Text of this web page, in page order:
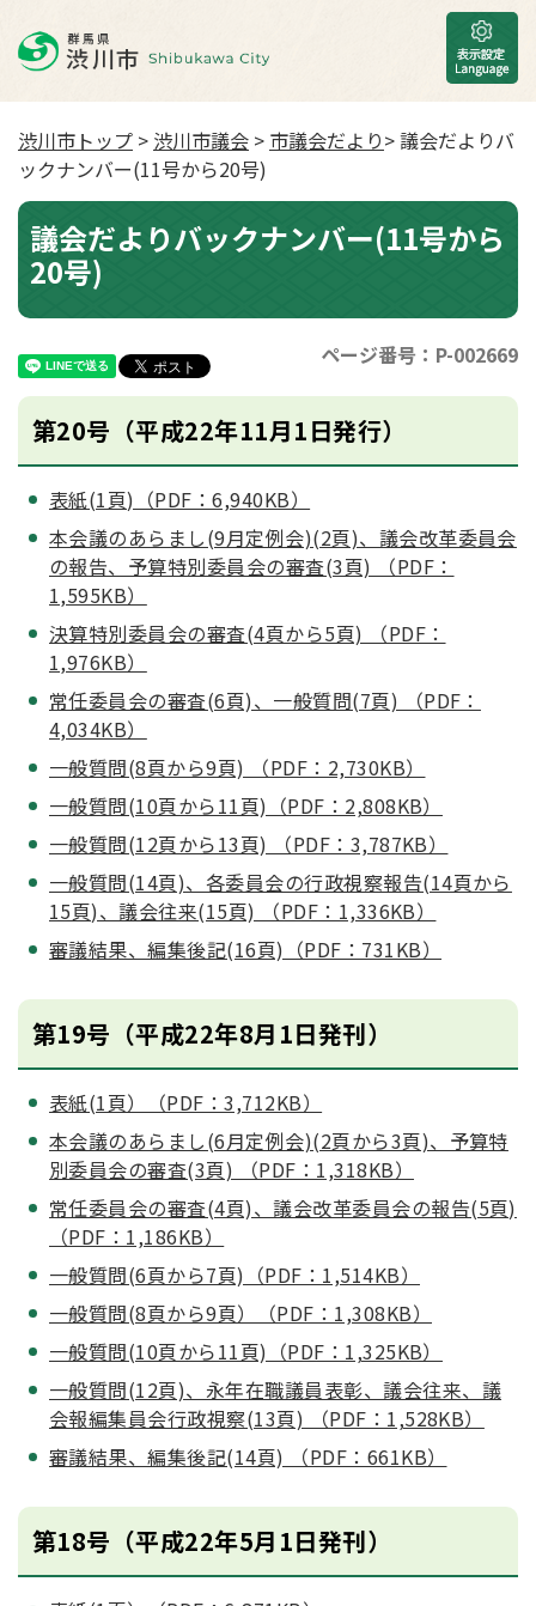
渋川市トップ > 渋川市議会 > 市議会だより> 議会だよりバ
ックナンバー(11号から20号)
議会だよりバックナンバー(11号から
20号)
ページ番号：P-002669
第20号（平成22年11月1日発行）
表紙(1頁)（PDF：6,940KB）
本会議のあらまし(9月定例会)(2頁)、議会改革委員会
の報告、予算特別委員会の審査(3頁) （PDF：
1,595KB）
決算特別委員会の審査(4頁から5頁) （PDF：
1,976KB）
常任委員会の審査(6頁)、一般質問(7頁) （PDF：
4,034KB）
一般質問(8頁から9頁) （PDF：2,730KB）
一般質問(10頁から11頁)（PDF：2,808KB）
一般質問(12頁から13頁) （PDF：3,787KB）
一般質問(14頁)、各委員会の行政視察報告(14頁から
15頁)、議会往来(15頁) （PDF：1,336KB）
審議結果、編集後記(16頁)（PDF：731KB）
第19号（平成22年8月1日発刊）
表紙(1頁）（PDF：3,712KB）
本会議のあらまし(6月定例会)(2頁から3頁)、予算特
別委員会の審査(3頁) （PDF：1,318KB）
常任委員会の審査(4頁)、議会改革委員会の報告(5頁)
（PDF：1,186KB）
一般質問(6頁から7頁)（PDF：1,514KB）
一般質問(8頁から9頁）（PDF：1,308KB）
一般質問(10頁から11頁)（PDF：1,325KB）
一般質問(12頁)、永年在職議員表彰、議会往来、議
会報編集員会行政視察(13頁) （PDF：1,528KB）
審議結果、編集後記(14頁) （PDF：661KB）
第18号（平成22年5月1日発刊）